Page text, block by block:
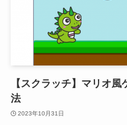
【スクラッチ】マリオ
法
2023年10月31日